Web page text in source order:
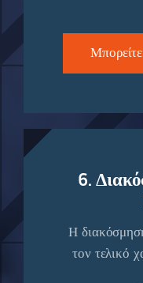
6.
Η
τον τελικό